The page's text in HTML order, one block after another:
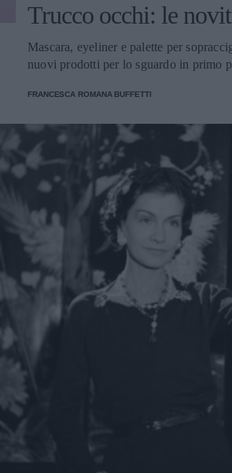
Trucco occhi: le
Mascara, eyeliner e palette per
nuovi prodotti per lo sguardo in primo
FRANCESCA ROMANA BUFFETTI